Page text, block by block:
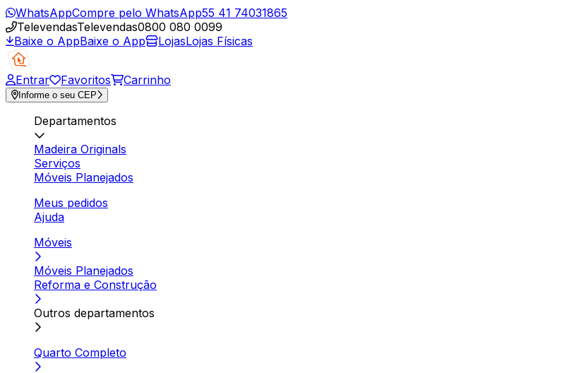
WhatsAppCompre pelo WhatsApp55 41 74031865
TelevendasTelevendas0800 080 0099
Baixe o AppBaixe o App LojasLojas Físicas
Entrar Favoritos Carrinho
Informe o seu CEP
Departamentos
Madeira Originals
Serviços
Móveis Planejados
Meus pedidos
Ajuda
Móveis
Móveis Planejados
Reforma e Construção
Outros departamentos
Quarto Completo